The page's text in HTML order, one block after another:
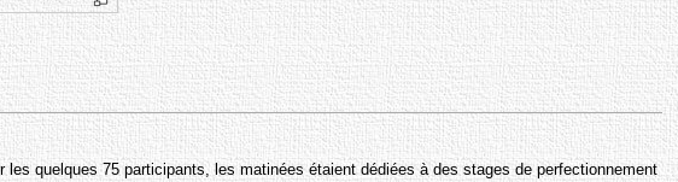
quelques 75 participants, les matinées étaient dédiées à des stages de perfectionnement